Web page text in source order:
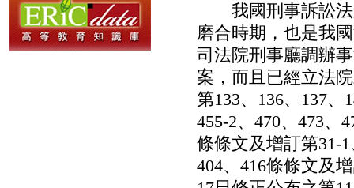
我國刑事訴訟法
磨合時期，也是我
司法院刑事廳調辦
案，而且已經立法
第133、136、137、
455-2、470、473、
條條文及增訂第31-
404、416條條文及